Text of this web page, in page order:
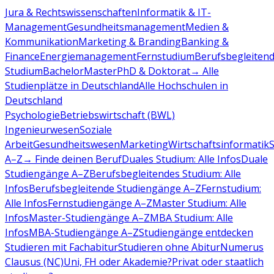
Jura & RechtswissenschaftenInformatik & IT-
ManagementGesundheitsmanagementMedien &
KommunikationMarketing & BrandingBanking &
FinanceEnergiemanagementFernstudiumBerufsbegleitend
StudiumBachelorMasterPhD & Doktorat→ Alle
Studienplätze in DeutschlandAlle Hochschulen in
Deutschland
PsychologieBetriebswirtschaft (BWL)
IngenieurwesenSoziale
ArbeitGesundheitswesenMarketingWirtschaftsinformatik
A–Z→ Finde deinen BerufDuales Studium: Alle InfosDuale
Studiengänge A–ZBerufsbegleitendes Studium: Alle
InfosBerufsbegleitende Studiengänge A–ZFernstudium:
Alle InfosFernstudiengänge A–ZMaster Studium: Alle
InfosMaster-Studiengänge A–ZMBA Studium: Alle
InfosMBA-Studiengänge A–ZStudiengänge entdecken
Studieren mit FachabiturStudieren ohne AbiturNumerus
Clausus (NC)Uni, FH oder Akademie?Privat oder staatlich